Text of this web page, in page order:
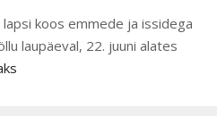
koos emmede ja issidega
laupäeval, 22. juuni alates